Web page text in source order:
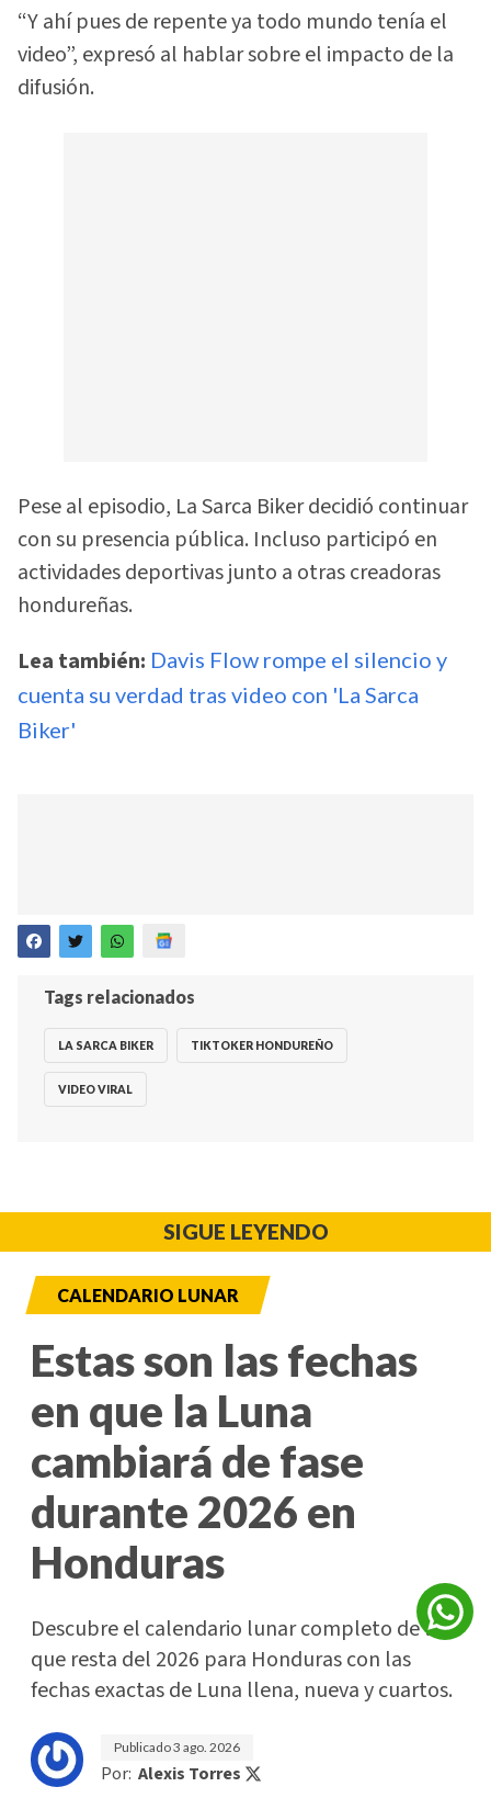
“Y ahí pues de repente ya todo mundo tenía el
video”, expresó al hablar sobre el impacto de la
difusión.
Pese al episodio, La Sarca Biker decidió continuar
con su presencia pública. Incluso participó en
actividades deportivas junto a otras creadoras
hondureñas.
Lea también: Davis Flow rompe el silencio y
cuenta su verdad tras video con 'La Sarca
Biker'
Tags relacionados
LA SARCA BIKER TIKTOKER HONDUREÑO
VIDEO VIRAL
SIGUE LEYENDO
CALENDARIO LUNAR
Estas son las fechas
en que la Luna
cambiará de fase
durante 2026 en
Honduras
Descubre el calendario lunar completo de lo
que resta del 2026 para Honduras con las
fechas exactas de Luna llena, nueva y cuartos.
Publicado3 ago. 2026
Por: Alexis Torres